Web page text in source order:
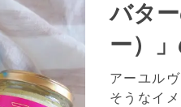
バタ
ー）
アーユル
そうなイ